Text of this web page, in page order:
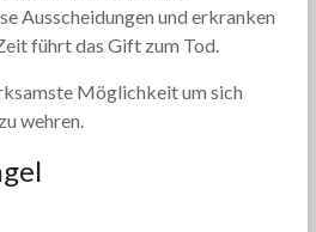
Ausscheidungen und erkranken
führt das Gift zum Tod.
Möglichkeit um sich
wehren.